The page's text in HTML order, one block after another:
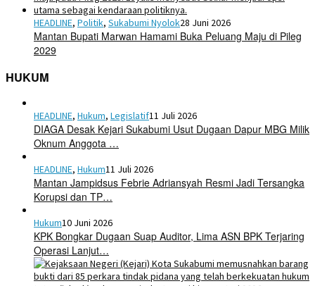
HEADLINE, Politik, Sukabumi Nyolok28 Juni 2026
Mantan Bupati Marwan Hamami Buka Peluang Maju di Pileg
2029
HUKUM
HEADLINE, Hukum, Legislatif11 Juli 2026
DIAGA Desak Kejari Sukabumi Usut Dugaan Dapur MBG Milik
Oknum Anggota …
HEADLINE, Hukum11 Juli 2026
Mantan Jampidsus Febrie Adriansyah Resmi Jadi Tersangka
Korupsi dan TP…
Hukum10 Juni 2026
KPK Bongkar Dugaan Suap Auditor, Lima ASN BPK Terjaring
Operasi Lanjut…